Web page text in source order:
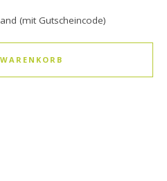
(mit Gutscheincode)